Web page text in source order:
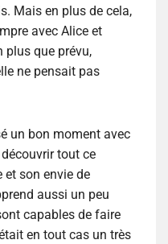
Mais en plus de cela,
avec Alice et
plus que prévu,
ne pensait pas
un bon moment avec
découvrir tout ce
et son envie de
aussi un peu
capables de faire
en tout cas un très